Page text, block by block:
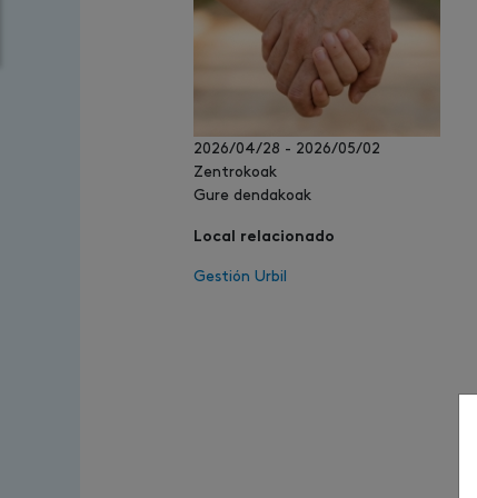
2026/04/28 - 2026/05/02
Zentrokoak
Gure dendakoak
Local relacionado
Gestión Urbil